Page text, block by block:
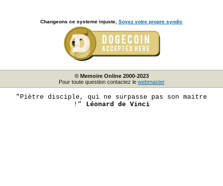
Changeons ce systeme injuste, Soyez votre propre syndic
© Memoire Online 2000-2023
Pour toute question contactez le webmaster
"Piètre disciple, qui ne surpasse pas son maitre
!"
Léonard de Vinci